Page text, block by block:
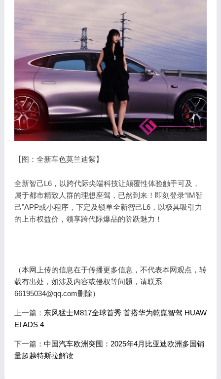
【图：全新车色莫兰迪紫】
全新智己L6，以跨代际尖端科技让颠覆性体验触手可及，
属于都市精致人群的理想座驾，已然到来！即刻登录“IM智
己”APP或小程序，下定及锁单全新智己L6，以极具吸引力
的上市权益价，领享跨代际爆品的阶跃魅力！
（本网上传的信息在于传播更多信息，不代表本网观点，转
载有出处，如涉及内容或侵权等问题，请联系
66195034@qq.com删除）
上一篇： 东风猛士M817全球首秀 首搭华为乾崑智驾 HUAW
EI ADS 4
下一篇： 中国汽车欧洲突围：2025年4月比亚迪欧洲多国销
量超越特斯拉解读